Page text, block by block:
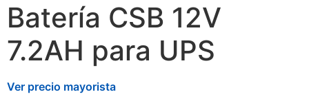
Batería CSB 12V
7.2AH para UPS
Ver precio mayorista